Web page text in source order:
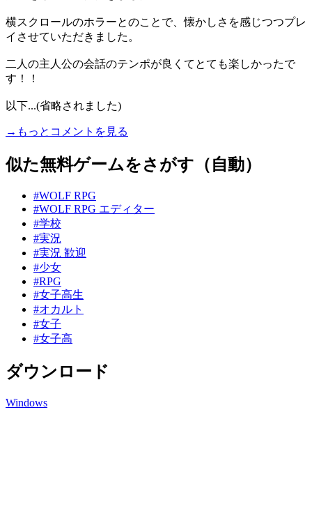
横スクロールのホラーとのことで、懐かしさを感じつつプレ
イさせていただきました。
二人の主人公の会話のテンポが良くてとても楽しかったで
す！！
以下...(省略されました)
→もっとコメントを見る
似た無料ゲームをさがす（自動）
#WOLF RPG
#WOLF RPG エディター
#学校
#実況
#実況 歓迎
#少女
#RPG
#女子高生
#オカルト
#女子
#女子高
ダウンロード
Windows